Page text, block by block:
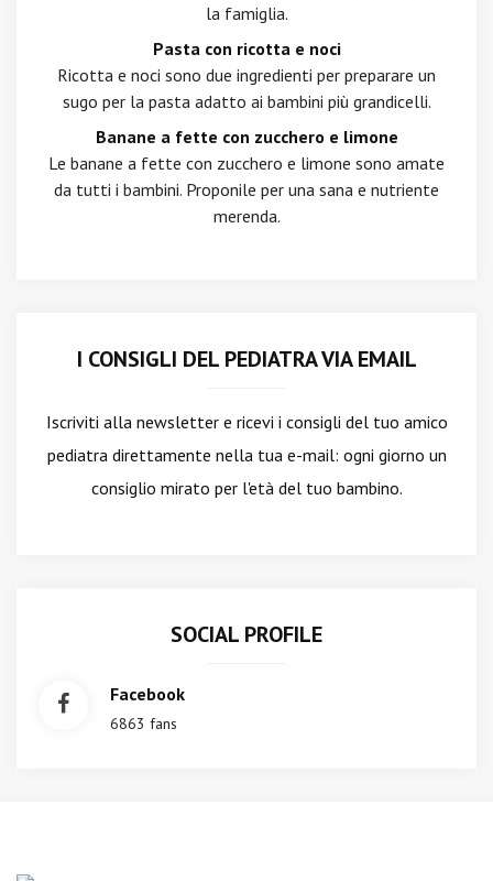
la famiglia.
Pasta con ricotta e noci
Ricotta e noci sono due ingredienti per preparare un
sugo per la pasta adatto ai bambini più grandicelli.
Banane a fette con zucchero e limone
Le banane a fette con zucchero e limone sono amate
da tutti i bambini. Proponile per una sana e nutriente
merenda.
I CONSIGLI DEL PEDIATRA VIA EMAIL
Iscriviti alla newslettere ricevi i consigli del tuo amico
pediatra direttamente nella tua e-mail: ogni giorno un
consiglio mirato per l'età del tuo bambino.
SOCIAL PROFILE
Facebook
6863 fans